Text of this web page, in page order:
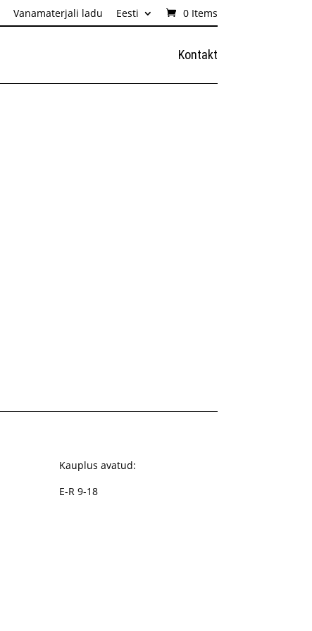
Vanamaterjali ladu Eesti 0 Items
Kontakt
Kauplus avatud:
E-R 9-18